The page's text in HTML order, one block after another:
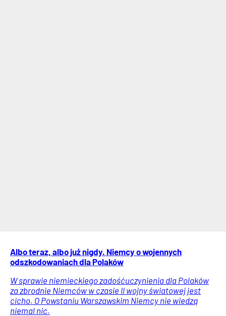
Albo teraz, albo już nigdy. Niemcy o wojennych
odszkodowaniach dla Polaków
W sprawie niemieckiego zadośćuczynienia dla Polaków
za zbrodnie Niemców w czasie II wojny światowej jest
cicho. O Powstaniu Warszawskim Niemcy nie wiedzą
niemal nic.